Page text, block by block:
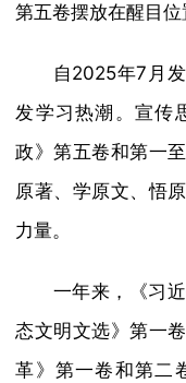
第五卷摆放在醒目位
自2025年7月发
发学习热潮。宣传
政》第五卷和第一
原著、学原文、悟
力量。
一年来，《习近
态文明文选》第一
革》第一卷和第二